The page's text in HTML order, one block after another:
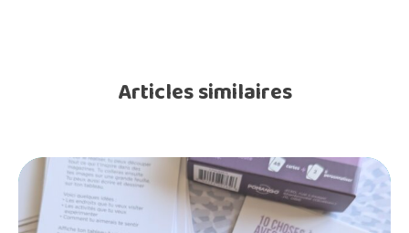
Articles similaires